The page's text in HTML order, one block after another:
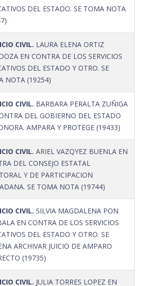
DEL ESTADO. SE TOMA NOTA
CIVIL. LAURA ELENA ORTIZ
EN CONTRA DE LOS SERVICIOS
DEL ESTADO Y OTRO. SE
NOTA (19254)
CIVIL. BARBARA PERALTA ZUÑIGA
DEL GOBIERNO DEL ESTADO
AMPARA Y PROTEGE (19433)
CIVIL. ARIEL VAZQYEZ BUENLA EN
DEL CONSEJO ESTATAL
Y DE PARTICIPACION
SE TOMA NOTA (19744)
CIVIL. SILVIA MAGDALENA PON
EN CONTRA DE LOS SERVICIOS
DEL ESTADO Y OTRO. SE
ARCHIVAR JUICIO DE AMPARO
(19735)
CIVIL. JULIA TORRES LOPEZ EN